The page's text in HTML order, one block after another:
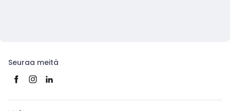
Seuraa meitä